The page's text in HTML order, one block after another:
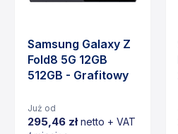
Samsung Galaxy Z
Fold8 5G 12GB
512GB - Grafitowy
Już od
295,46 złnetto + VAT